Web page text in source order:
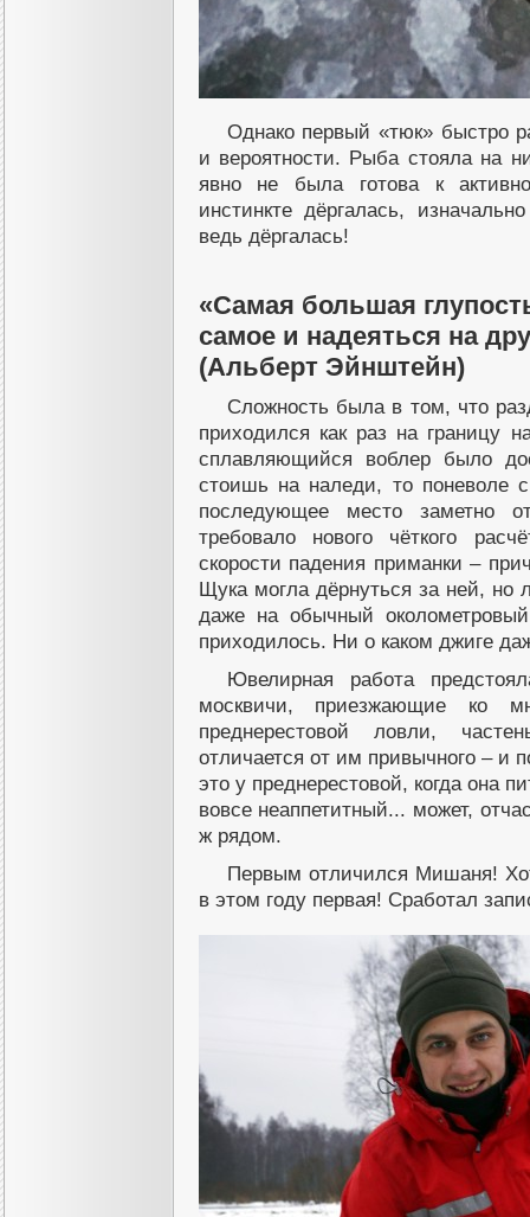
Однако первый «тюк» быстро
и вероятности. Рыба стояла на
явно не была готова к
инстинкте дёргалась,
ведь дёргалась!
«Самая большая
самое и надеяться на
(Альберт Эйнштейн)
Сложность была в том, что
приходился как раз на границу
сплавляющийся воблер было
стоишь на наледи, то поневоле
последующее место заметно
требовало нового чёткого
скорости падения приманки –
Щука могла дёрнуться за ней, но
даже на обычный
приходилось. Ни о каком джиге
Ювелирная работа
москвичи, приезжающие ко
преднерестовой ловли,
отличается от им привычного – и
это у преднерестовой, когда она
вовсе неаппетитный... может,
ж рядом.
Первым отличился Мишаня!
в этом году первая! Сработал